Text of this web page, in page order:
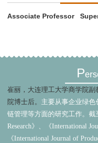
Associate Professor
P
崔丽，大连理工大学商学院
院博士后。 主要从事企业绿
链管理等方面的研究工作。截
Research》、《International
《International Journal of